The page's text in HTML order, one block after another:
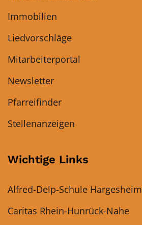
Immobilien
Liedvorschläge
Mitarbeiterportal
Newsletter
Pfarreifinder
Stellenanzeigen
Wichtige Links
Alfred-Delp-Schule Hargesheim
Caritas Rhein-Hunrück-Nahe